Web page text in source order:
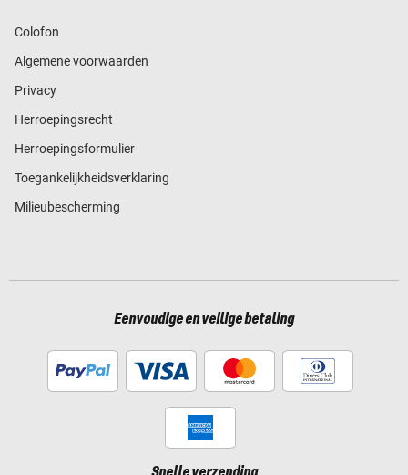
Colofon
Algemene voorwaarden
Privacy
Herroepingsrecht
Herroepingsformulier
Toegankelijkheidsverklaring
Milieubescherming
Eenvoudige en veilige betaling